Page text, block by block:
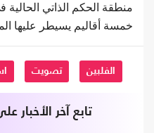
منطقة الحكم الذاتي الحالية
خمسة أقاليم يسيطر عليها
الفلبين تصويت
تابع آخر الأخبار